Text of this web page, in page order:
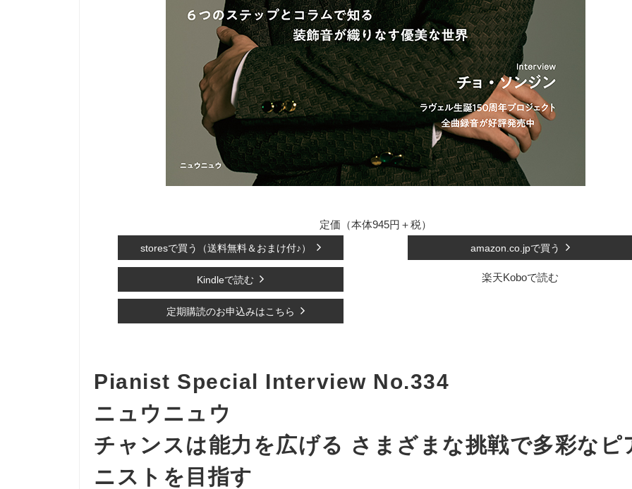
定価（本体945円＋税）
storesで買う（送料無料＆おまけ付♪） amazon.co.jpで買う
Kindleで読む 楽天Koboで読む
定期購読のお申込みはこちら
Pianist Special Interview No.334
ニュウニュウ
チャンスは能力を広げる さまざまな挑戦で多彩なピ
ニストを目指す